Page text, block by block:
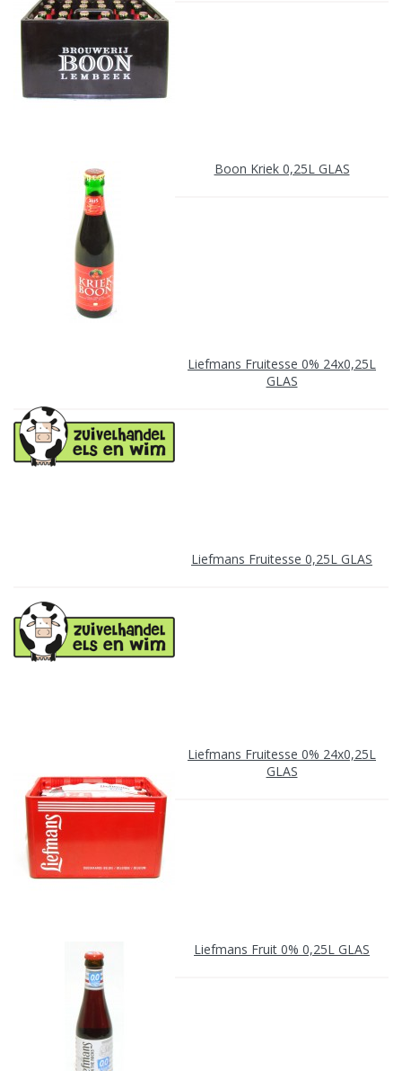
Boon Kriek 0,25L GLAS
Liefmans Fruitesse 0% 24x0,25L
GLAS
Liefmans Fruitesse 0,25L GLAS
Liefmans Fruitesse 0% 24x0,25L
GLAS
Liefmans Fruit 0% 0,25L GLAS